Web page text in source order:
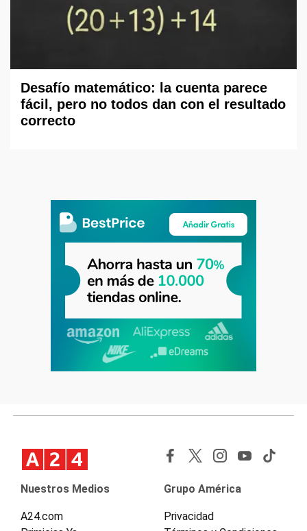
Desafío matemático: la cuenta parece
fácil, pero no todos dan con el resultado
correcto
Nuestros Medios
A24.com
Grupo América
Privacidad